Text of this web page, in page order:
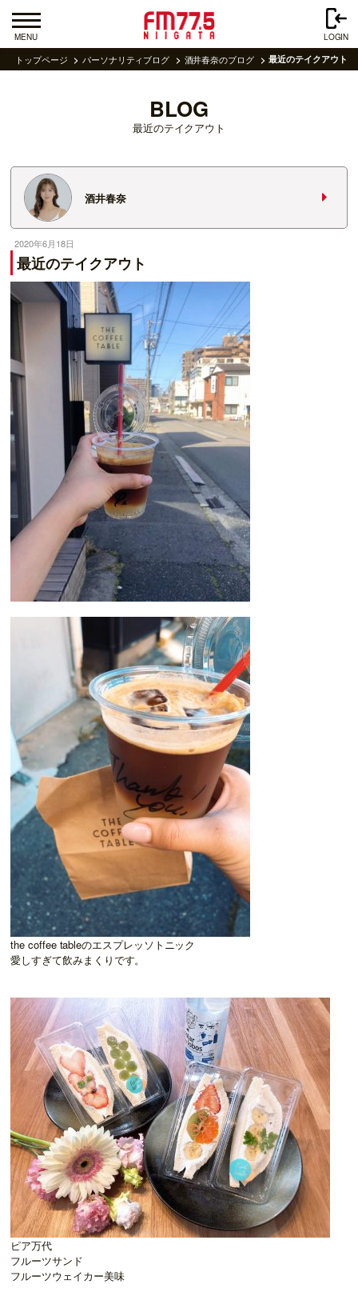
MENU LOGIN
トップページ パーソナリティブログ 酒井春奈のブログ 最近のテイクアウト
BLOG
最近のテイクアウト
酒井春奈
2020年6月18日
最近のテイクアウト
the coffee tableのエスプレッソトニック
愛しすぎて飲みまくりです。
ピア万代
フルーツサンド
フルーツウェイカー美味